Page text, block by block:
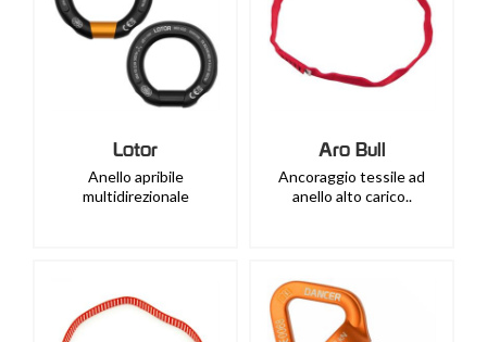
Lotor
Anello apribile
multidirezionale
Aro Bull
Ancoraggio tessile ad
anello alto carico..